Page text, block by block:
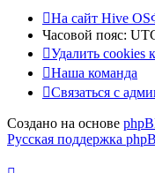
На сайт Hive OS
Часовой пояс:
Удалить cookies
Наша команда
Связаться с
Создано на основе
Русская поддержка